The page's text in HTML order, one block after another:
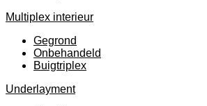
Multiplex interieur
Gegrond
Onbehandeld
Buigtriplex
Underlayment